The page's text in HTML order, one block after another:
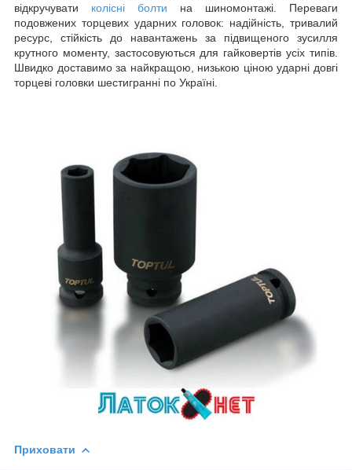
відкручувати колісні болти на шиномонтажі. Переваги
подовжених торцевих ударних головок: надійність, тривалий
ресурс, стійкість до навантажень за підвищеного зусилля
крутного моменту, застосовуються для гайковертів усіх типів.
Швидко доставимо за найкращою, низькою ціною ударні довгі
торцеві головки шестигранні по Україні.
Приховати